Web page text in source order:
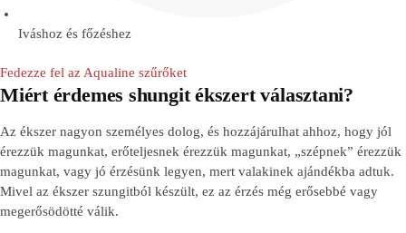
Iváshoz és főzéshez
Fedezze fel az Aqualine szűrőket
Miért érdemes shungit ékszert választani?
Az ékszer nagyon személyes dolog, és hozzájárulhat ahhoz, hogy jól
érezzük magunkat, erőteljesnek érezzük magunkat, „szépnek” érezzük
magunkat, vagy jó érzésünk legyen, mert valakinek ajándékba adtuk.
Mivel az ékszer szungitból készült, ez az érzés még erősebbé vagy
megerősödötté válik.